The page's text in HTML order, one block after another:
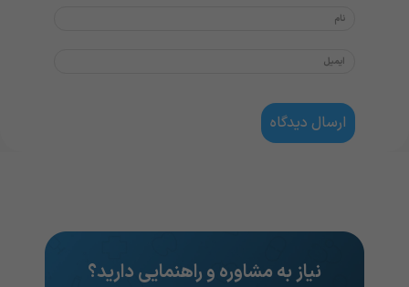
نیاز به مشاوره و راهنمایی دارید؟